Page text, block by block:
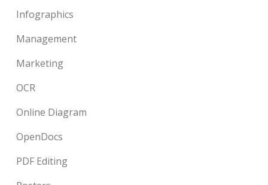
Infographics
Management
Marketing
OCR
Online Diagram
OpenDocs
PDF Editing